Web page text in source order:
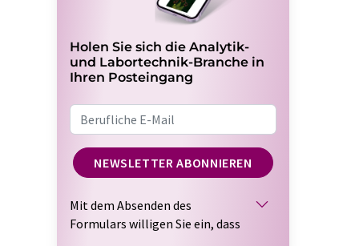
Holen Sie sich die Analytik-
und Labortechnik-Branche in
Ihren Posteingang
NEWSLETTER ABONNIEREN
Mit dem Absenden des
Formulars willigen Sie ein, dass